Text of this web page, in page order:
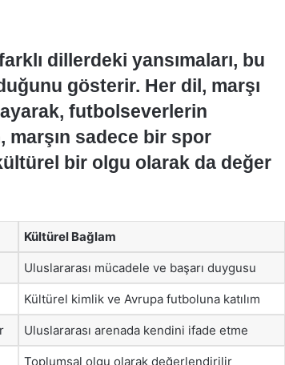
dillerdeki yansımaları, bu
gösterir. Her dil, marşı
futbolseverlerin
marşın sadece bir spor
bir olgu olarak da değer
Kültürel Bağlam
Uluslararası mücadele ve başarı duygusu
Kültürel kimlik ve Avrupa futboluna katılım
Uluslararası arenada kendini ifade etme
Toplumsal olgu olarak değerlendirilir